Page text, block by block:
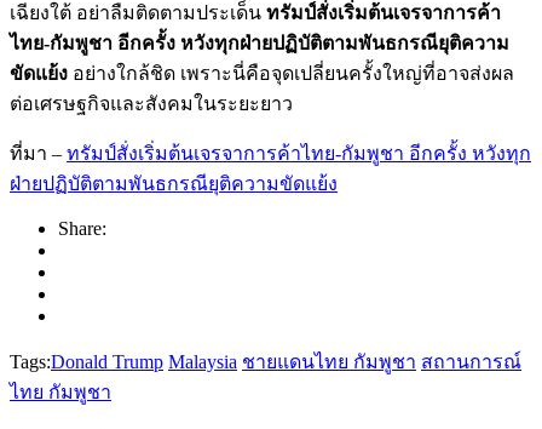
เฉียงใต้ อย่าลืมติดตามประเด็น ทรัมป์สั่งเริ่มต้นเจรจาการค้า
ไทย-กัมพูชา อีกครั้ง หวังทุกฝ่ายปฏิบัติตามพันธกรณียุติความ
ขัดแย้ง อย่างใกล้ชิด เพราะนี่คือจุดเปลี่ยนครั้งใหญ่ที่อาจส่งผล
ต่อเศรษฐกิจและสังคมในระยะยาว
ที่มา – ทรัมป์สั่งเริ่มต้นเจรจาการค้าไทย-กัมพูชา อีกครั้ง หวังทุก
ฝ่ายปฏิบัติตามพันธกรณียุติความขัดแย้ง
Share:
Tags:Donald Trump Malaysia ชายแดนไทย กัมพูชา สถานการณ์
ไทย กัมพูชา